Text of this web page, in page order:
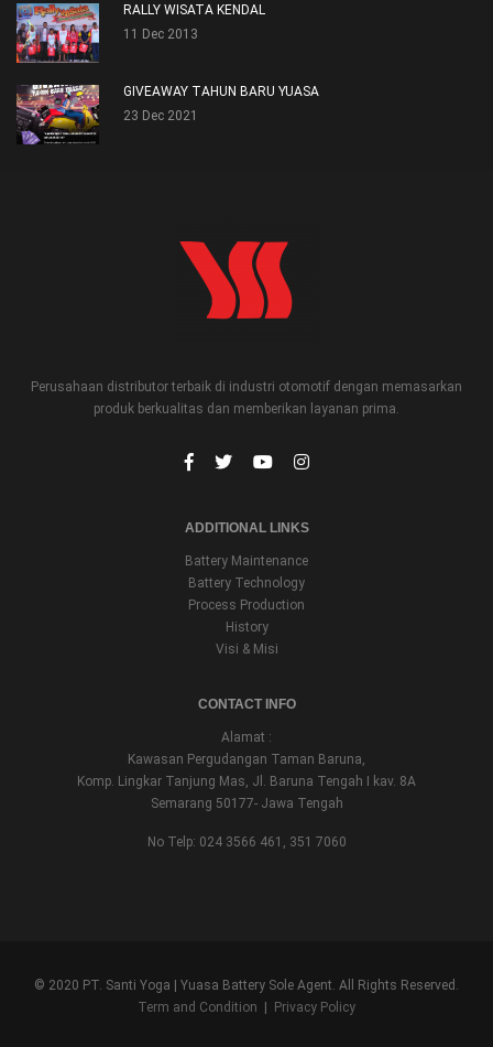
RALLY WISATA KENDAL
11 Dec 2013
GIVEAWAY TAHUN BARU YUASA
23 Dec 2021
Perusahaan distributor terbaik di industri otomotif dengan memasarkan
produk berkualitas dan memberikan layanan prima.
ADDITIONAL LINKS
Battery Maintenance
Battery Technology
Process Production
History
Visi & Misi
CONTACT INFO
Alamat :
Kawasan Pergudangan Taman Baruna,
Komp. Lingkar Tanjung Mas, Jl. Baruna Tengah I kav. 8A
Semarang 50177- Jawa Tengah
No Telp: 024 3566 461, 351 7060
© 2020 PT. Santi Yoga | Yuasa Battery Sole Agent. All Rights Reserved.
Term and Condition
Privacy Policy